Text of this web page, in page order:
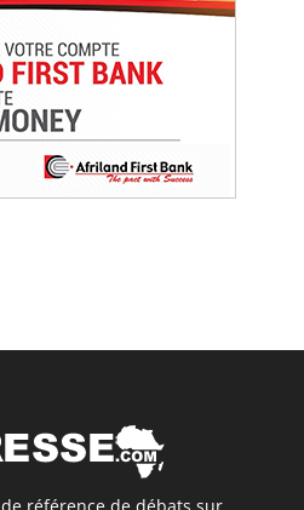
référence de débats sur